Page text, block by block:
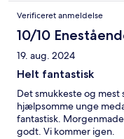
Verificeret anmeldelse
10/10
19. aug. 2024
Helt fantastisk
Det smukkeste og
hjælpsomme unge
fantastisk.
godt. Vi kommer igen.